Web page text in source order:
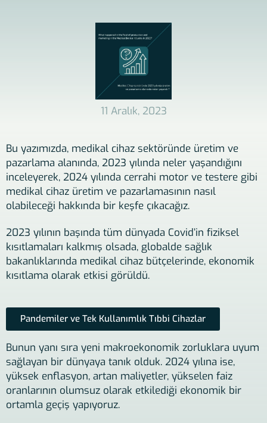
11 Aralık, 2023
Bu yazımızda, medikal cihaz sektöründe üretim ve
pazarlama alanında, 2023 yılında neler yaşandığını
inceleyerek, 2024 yılında cerrahi motor ve testere gibi
medikal cihaz üretim ve pazarlamasının nasıl
olabileceği hakkında bir keşfe çıkacağız.
2023 yılının başında tüm dünyada Covid’in fiziksel
kısıtlamaları kalkmış olsada, globalde sağlık
bakanlıklarında medikal cihaz bütçelerinde, ekonomik
kısıtlama olarak etkisi görüldü.
Pandemiler ve Tek Kullanımlık Tıbbi Cihazlar
Bunun yanı sıra yeni makroekonomik zorluklara uyum
sağlayan bir dünyaya tanık olduk. 2024 yılına ise,
yüksek enflasyon, artan maliyetler, yükselen faiz
oranlarının olumsuz olarak etkilediği ekonomik bir
ortamla geçiş yapıyoruz.